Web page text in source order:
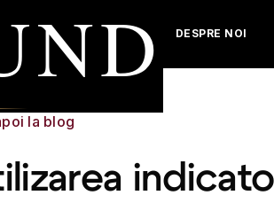
DESPRE NOI
la blog